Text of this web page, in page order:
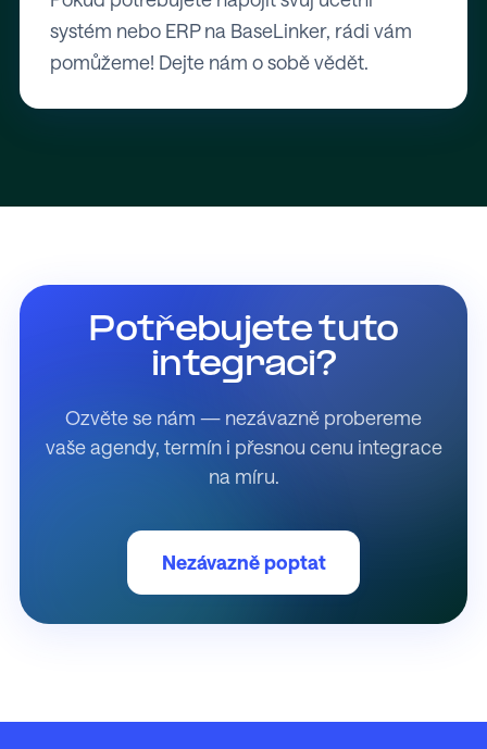
systém nebo ERP na BaseLinker, rádi vám
pomůžeme! Dejte nám o sobě vědět.
Potřebujete tuto
integraci?
Ozvěte se nám — nezávazně probereme
vaše agendy, termín i přesnou cenu integrace
na míru.
Nezávazně poptat